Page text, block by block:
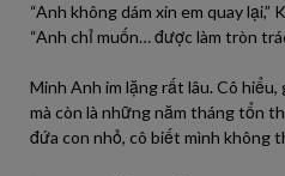
“Anh không dám xin em quay
“Anh chỉ muốn… được làm tròn
Minh Anh im lặng rất lâu. Cô hiểu,
mà còn là những năm tháng tổn
đứa con nhỏ, cô biết mình không